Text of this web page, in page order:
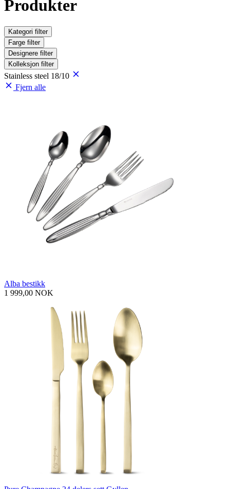
Produkter
Kategori filter
Farge filter
Designere filter
Kolleksjon filter
Stainless steel 18/10
Fjern alle
Alba bestikk
1 999,00 NOK